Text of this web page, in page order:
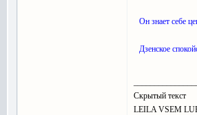
Он знает себе
Дзенское
Скрытый текст
LEILA VSEM